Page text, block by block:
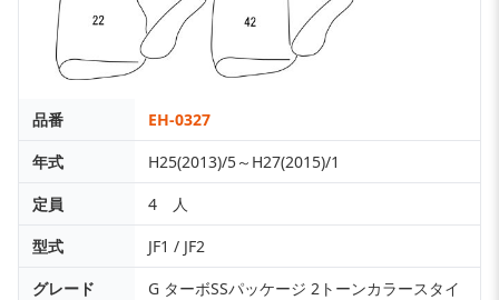
品番
EH-0327
年式
H25(2013)/5～H27(2015)/1
定員
4 人
型式
JF1 / JF2
グレード
G ターボSSパッケージ 2トーンカラースタイ